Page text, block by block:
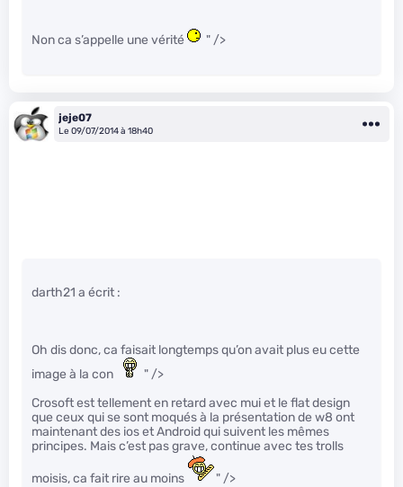
Non ca s’appelle une vérité " />
jeje07
Le 09/07/2014 à 18h40
darth21 a écrit :
Oh dis donc, ca faisait longtemps qu’on avait plus eu cette
image à la con
" />
Crosoft est tellement en retard avec mui et le flat design
que ceux qui se sont moqués à la présentation de w8 ont
maintenant des ios et Android qui suivent les mêmes
principes. Mais c’est pas grave, continue avec tes trolls
moisis, ca fait rire au moins " />